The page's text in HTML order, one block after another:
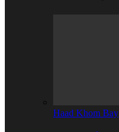
Haad Khom Bay